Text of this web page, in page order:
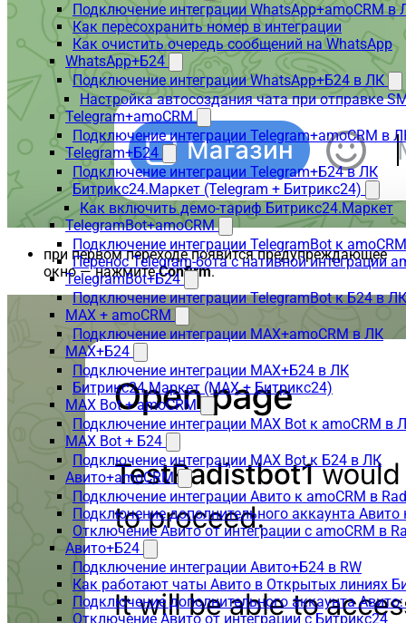
Подключение интеграции WhatsApp+amoCRM в
Как пересохранить номер в интеграции
Как очистить очередь сообщений на WhatsApp
WhatsApp+Б24
Подключение интеграции WhatsApp+Б24 в ЛК
Настройка автосоздания чата при отправке
Telegram+amoCRM
Подключение интеграции Telegram+amoCRM в
Telegram+Б24
Подключение интеграции Telegram+Б24 в ЛК
Битрикс24.Маркет (Telegram + Битрикс24)
Как включить демо-тариф Битрикс24.Маркет
TelegramBot+amoCRM
Подключение интеграции TelegramBot к
Перенос Telegram-бота с нативной интеграции
TelegramBot+Б24
Подключение интеграции TelegramBot к Б24 в ЛК
MAX + amoCRM
Подключение интеграции MAX+amoCRM в ЛК
MAX+Б24
Подключение интеграции MAX+Б24 в ЛК
Битрикс24.Маркет (MAX + Битрикс24)
MAX Bot + amoCRM
Подключение интеграции MAX Bot к amoCRM в
MAX Bot + Б24
Подключение интеграции MAX Bot к Б24 в ЛК
Авито+amoCRM
Подключение интеграции Авито к amoCRM в
Подключение дополнительного аккаунта Авито
Отключение Авито от интеграции с amoCRM в
Авито+Б24
Подключение интеграции Авито+Б24 в RW
Как работают чаты Авито в Открытых линиях
Подключение дополнительного аккаунта
Отключение Авито от интеграции с Битрикс24
при первом переходе появится предупреждающее
окно — нажмитеConfirm.